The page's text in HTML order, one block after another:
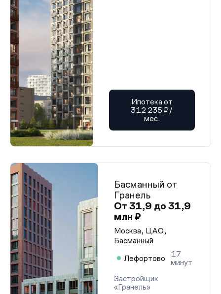
Ипотека от
312 235 ₽/
мес.
Басманный от
Гранель
От 31,9 до 31,9
млн ₽
Москва, ЦАО,
Басманный
Лефортово
17
минут
Застройщик
«Гранель»